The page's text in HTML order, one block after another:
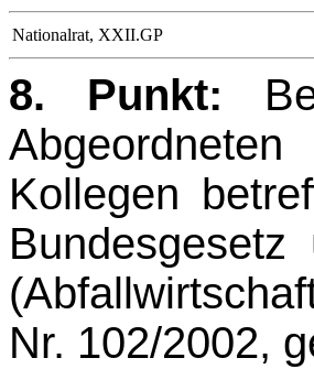
Nationalrat, XXII.GP
8. Punkt:
Kollegen
Nr. 102/2002,